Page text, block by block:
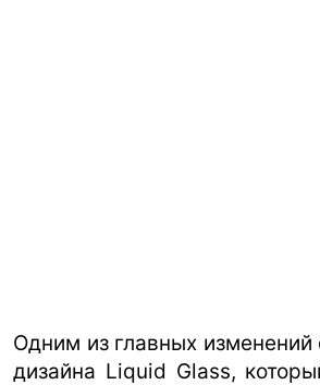
Одним из главных изменений
дизайна Liquid Glass,